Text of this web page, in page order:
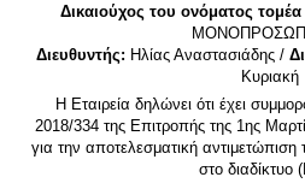
Δικαιούχος του ονόματος
Διευθυντής: Ηλίας Αναστασιάδης /
Κυριακή
Η Εταιρεία δηλώνει ότι έχει
2018/334 της Επιτροπής της 1ης
για την αποτελεσματική
στο διαδίκτυο